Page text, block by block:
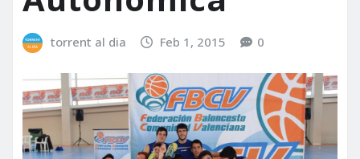
torrent al dia Feb 1, 2015 0